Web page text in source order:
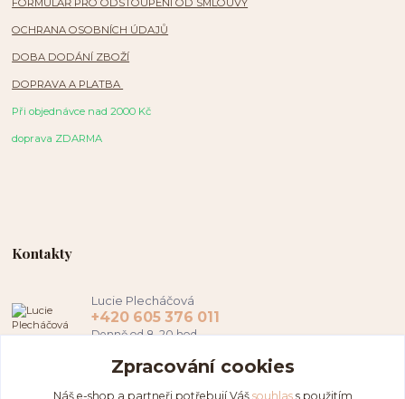
OCHRANA OSOBNÍCH ÚDAJŮ
DOBA DODÁNÍ ZBOŽÍ
DOPRAVA A PLATBA
Při objednávce nad 2000 Kč
doprava ZDARMA
Kontakty
Lucie Plecháčová
+420 605 376 011
Denně od 8-20 hod.
hamapl@seznam.cz
Zpracování cookies
Náš e-shop a partneři potřebují Váš souhlass použitím